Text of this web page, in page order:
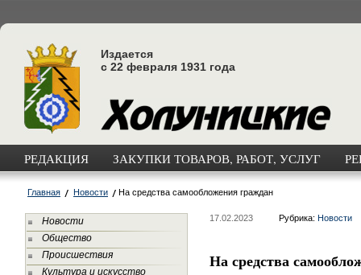
Издается
с 22 февраля 1931 года
РЕДАКЦИЯ ЗАКУПКИ ТОВАРОВ, РАБОТ, УСЛУГ
Главная Новости На средства самообложения граждан
Новости
Общество
Происшествия
Культура и искусство
17.02.2023 Рубрика: Новости
На средства